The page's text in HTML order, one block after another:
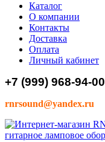
Каталог
О компании
Контакты
Доставка
Оплата
Личный кабинет
+7 (999) 968-94-00
rnrsound@yandex.ru